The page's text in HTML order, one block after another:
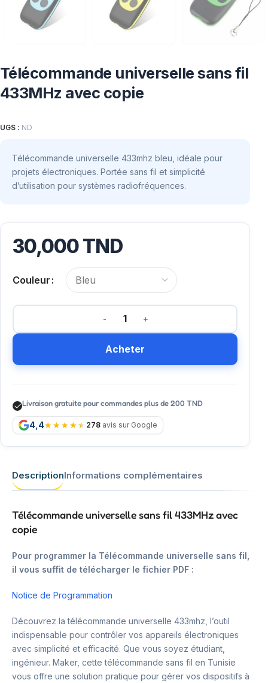
Télécommande universelle sans fil
433MHz avec copie
UGS : ND
Télécommande universelle 433mhz bleu, idéale pour
projets électroniques. Portée sans fil et simplicité
d’utilisation pour systèmes radiofréquences.
30,000TND
Couleur
Acheter
Livraison gratuite pour commandes plus de 200 TND
4,4 278 avis sur Google
DescriptionInformations complémentaires
Télécommande universelle sans fil 433MHz avec
copie
Pour programmer la Télécommande universelle sans fil,
il vous suffit de télécharger le fichier PDF :
Notice de Programmation
Découvrez la télécommande universelle 433mhz, l’outil
indispensable pour contrôler vos appareils électroniques
avec simplicité et efficacité. Que vous soyez étudiant,
ingénieur. Maker, cette télécommande sans fil en Tunisie
vous offre une solution pratique pour gérer vos dispositifs à